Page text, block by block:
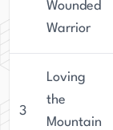
Wounded
Warrior
3
Loving
the
Mountain